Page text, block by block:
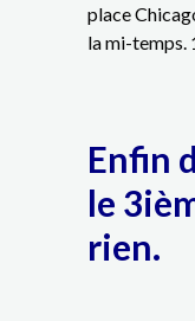
place
la mi-temps.
Enfin
le
rien.